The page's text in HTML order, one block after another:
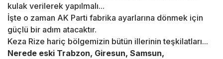
kulak verilerek yapılmalı...
İşte o zaman AK Parti fabrika ayarlarına dönmek için
güçlü bir adım atacaktır.
Keza Rize hariç bölgemizin bütün illerinin teşkilatları...
Nerede eski Trabzon, Giresun, Samsun,